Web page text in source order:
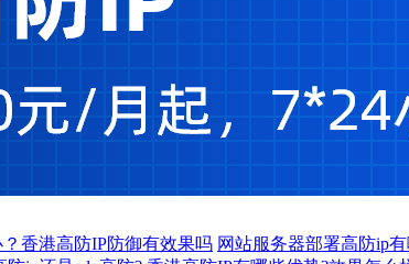
香港高防IP防御有效果吗 网站服务器部署高防ip